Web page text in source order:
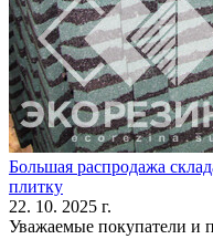
Большая распродажа
плитку
22. 10. 2025 г.
Уважаемые покупатели